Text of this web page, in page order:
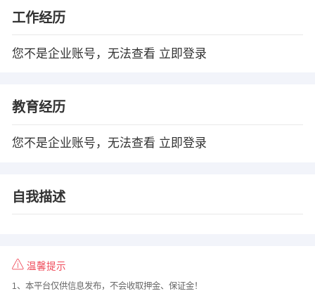
工作经历
您不是企业账号，无法查看 立即登录
教育经历
您不是企业账号，无法查看 立即登录
自我描述
温馨提示
1、本平台仅供信息发布，不会收取押金、保证金！